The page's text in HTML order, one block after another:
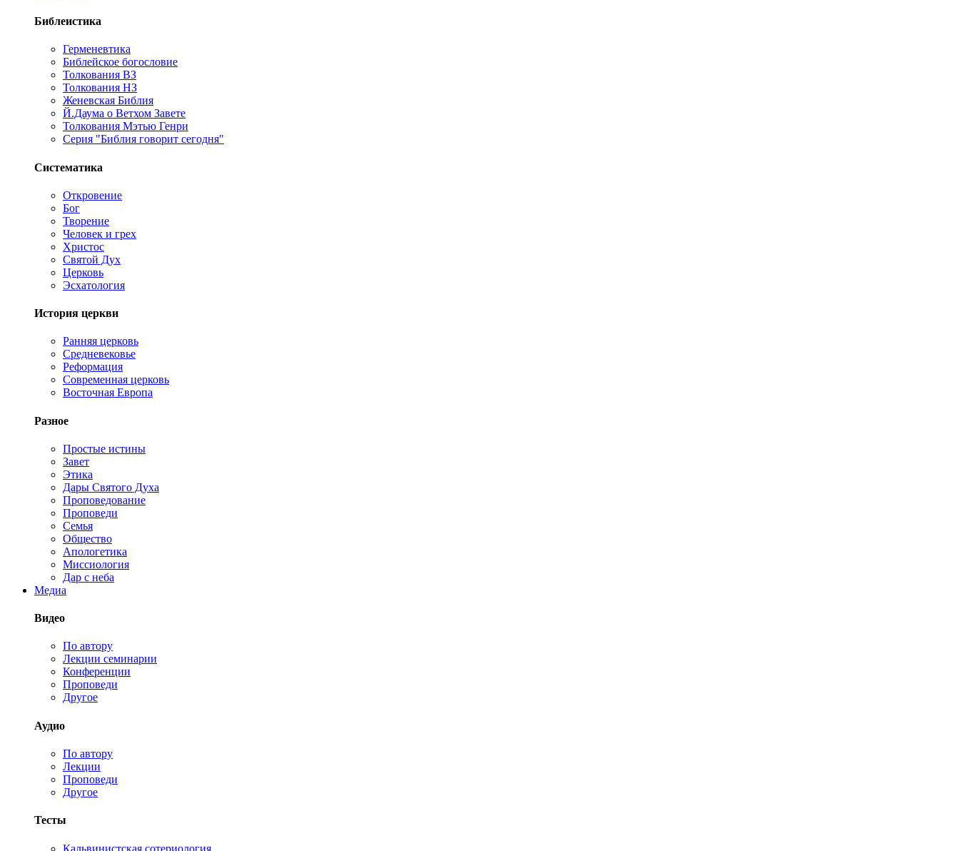
Библеистика
Герменевтика
Библейское богословие
Толкования ВЗ
Толкования НЗ
Женевская Библия
Й.Даума о Ветхом Завете
Толкования Мэтью Генри
Серия "Библия говорит сегодня"
Систематика
Откровение
Бог
Творение
Человек и грех
Христос
Святой Дух
Церковь
Эсхатология
История церкви
Ранняя церковь
Средневековье
Реформация
Современная церковь
Восточная Европа
Разное
Простые истины
Завет
Этика
Дары Святого Духа
Проповедование
Проповеди
Семья
Общество
Апологетика
Миссиология
Дар с неба
Медиа
Видео
По автору
Лекции семинарии
Конференции
Проповеди
Другое
Аудио
По автору
Лекции
Проповеди
Другое
Тесты
Кальвинистская сотериология